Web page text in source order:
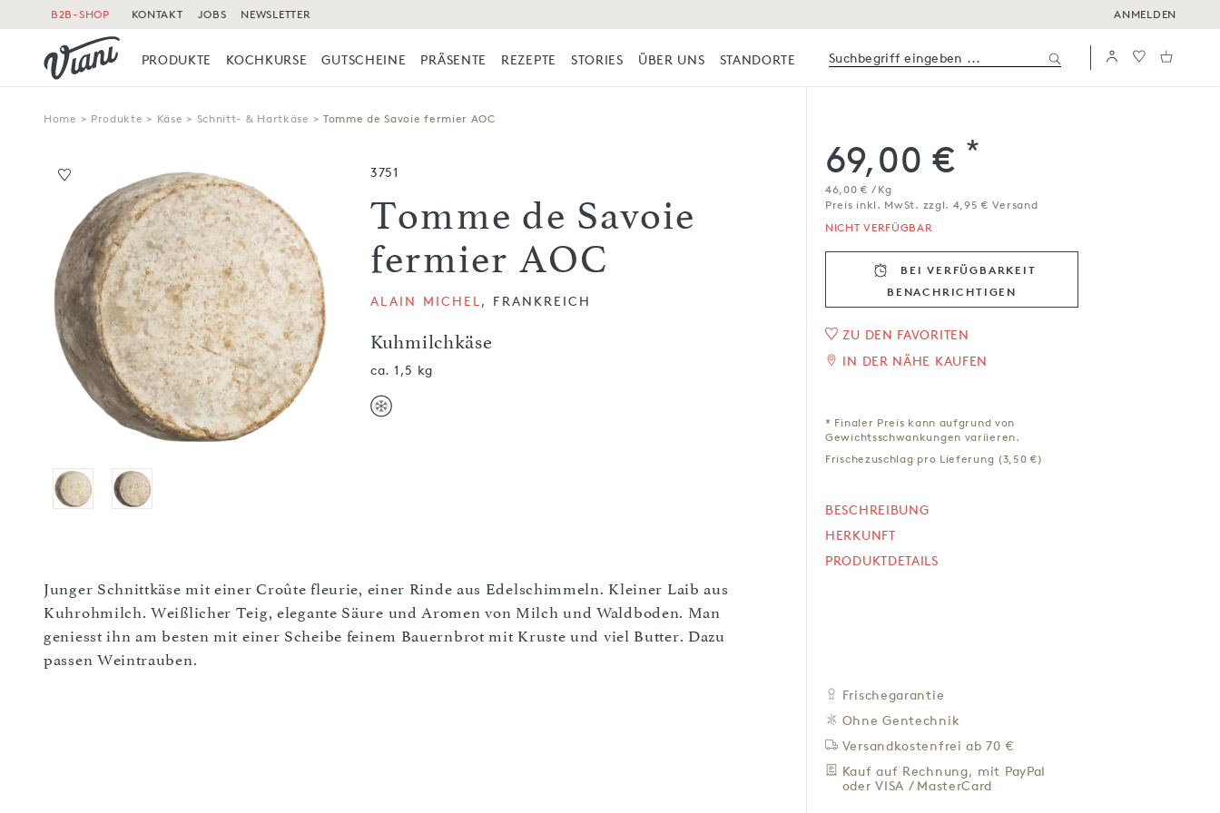
B2B-SHOP KONTAKT JOBS NEWSLETTER ANMELDEN
PRODUKTE KOCHKURSE GUTSCHEINE PRÄSENTE REZEPTE STORIES ÜBER UNS STANDORTE
Home > Produkte > Käse > Schnitt- & Hartkäse > Tomme de Savoie fermier AOC
Tomme de Savoie fermier
ca. 1,5 kg
69,00 €
46,00 € / Kg
Preis inkl. MwSt. zzgl. 4,95 € Versand
BESCHREIBUNG
3751
Tomme de Savoie
fermier AOC
Kuhmilchkäse
ALAIN MICHEL , FRANKREICH
ca. 1,5 kg
NICHT VERFÜGBAR
69,00 € *
46,00 € / Kg
Preis inkl. MwSt. zzgl. 4,95 € Versand
BEI VERFÜGBARKEIT
BENACHRICH­TIGEN
ZU DEN FAVORITEN
IN DER NÄHE KAUFEN
* Finaler Preis kann aufgrund von
Gewichtsschwankungen variieren.
Frischezuschlag pro Lieferung (3,50 €)
BESCHREIBUNG
HERKUNFT
PRODUKTDETAILS
Frischegarantie
Ohne Gentechnik
Versandkostenfrei ab 70 €
Kauf auf Rechnung, mit PayPal
oder VISA / MasterCard
Junger Schnittkäse mit einer Croûte fleurie, einer Rinde aus Edelschimmeln. Kleiner Laib aus
Kuhrohmilch. Weißlicher Teig, elegante Säure und Aromen von Milch und Waldboden. Man
geniesst ihn am besten mit einer Scheibe feinem Bauernbrot mit Kruste und viel Butter. Dazu
passen Weintrauben.